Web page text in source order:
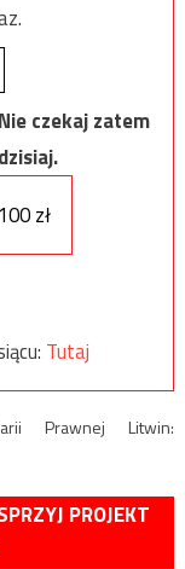
czekaj zatem
100 zł
Tutaj
Prawnej Litwin:
PROJEKT